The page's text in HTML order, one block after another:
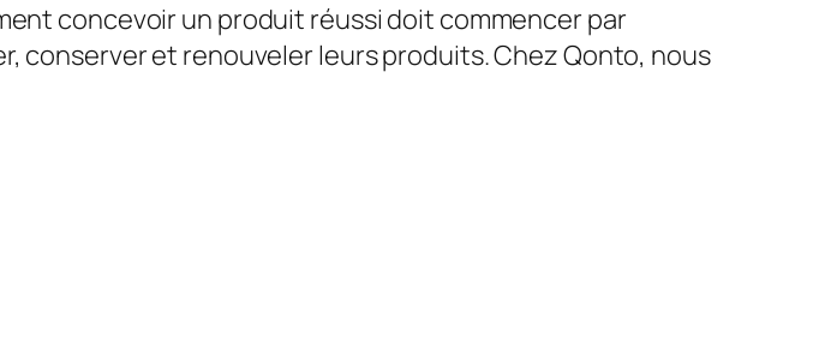
concevoir un produit réussi doit commencer par
conserver et renouveler leurs produits. Chez Qonto, nous